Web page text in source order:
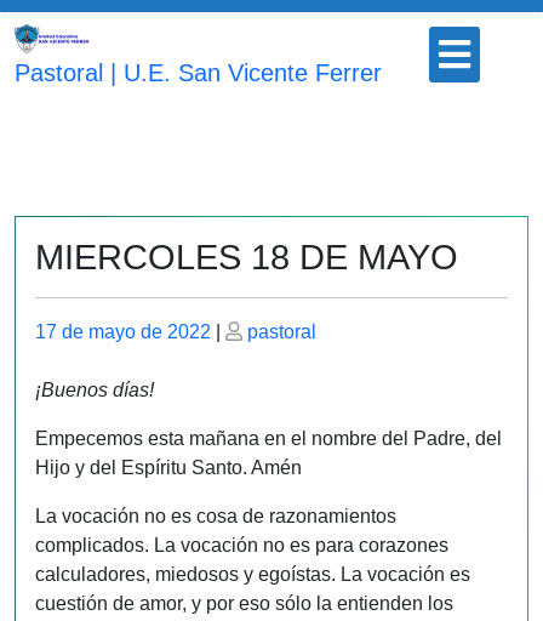
Saltar
contenido
Pastoral | U.E. San Vicente Ferrer
Botón
abrir
MIERCOLES 18 DE MAYO
Publicado
17 de mayo de 2022
Publicado
pastoral
¡Buenos días!
Empecemos esta mañana en el nombre del Padre, del
Hijo y del Espíritu Santo. Amén
La vocación no es cosa de razonamientos
complicados. La vocación no es para corazones
calculadores, miedosos y egoístas. La vocación es
cuestión de amor, y por eso sólo la entienden los